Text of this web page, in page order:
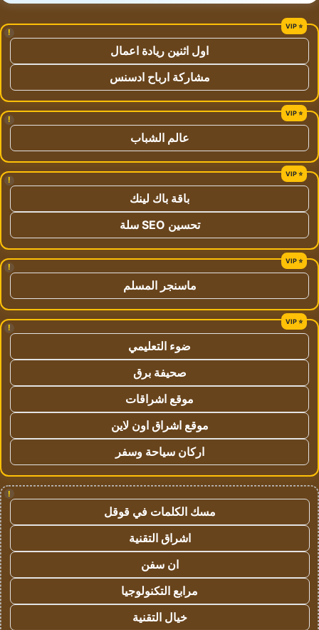
!
اول اثنين ريادة اعمال
مشاركة ارباح ادسنس
!
عالم الشباب
!
باقة باك لينك
تحسين SEO سلة
!
ماسنجر المسلم
!
ضوء التعليمي
صحيفة برق
موقع اشراقات
موقع اشراق اون لاين
اركان سياحة وسفر
!
مسك الكلمات في قوقل
اشراق التقنية
ان سفن
مرابع التكنولوجيا
خيال التقنية